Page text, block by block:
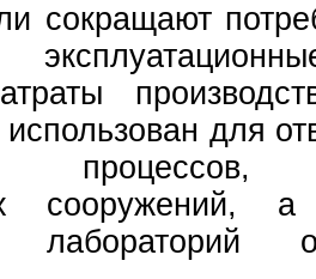
сокращают
для
процессов,
сооружений,
лабораторий